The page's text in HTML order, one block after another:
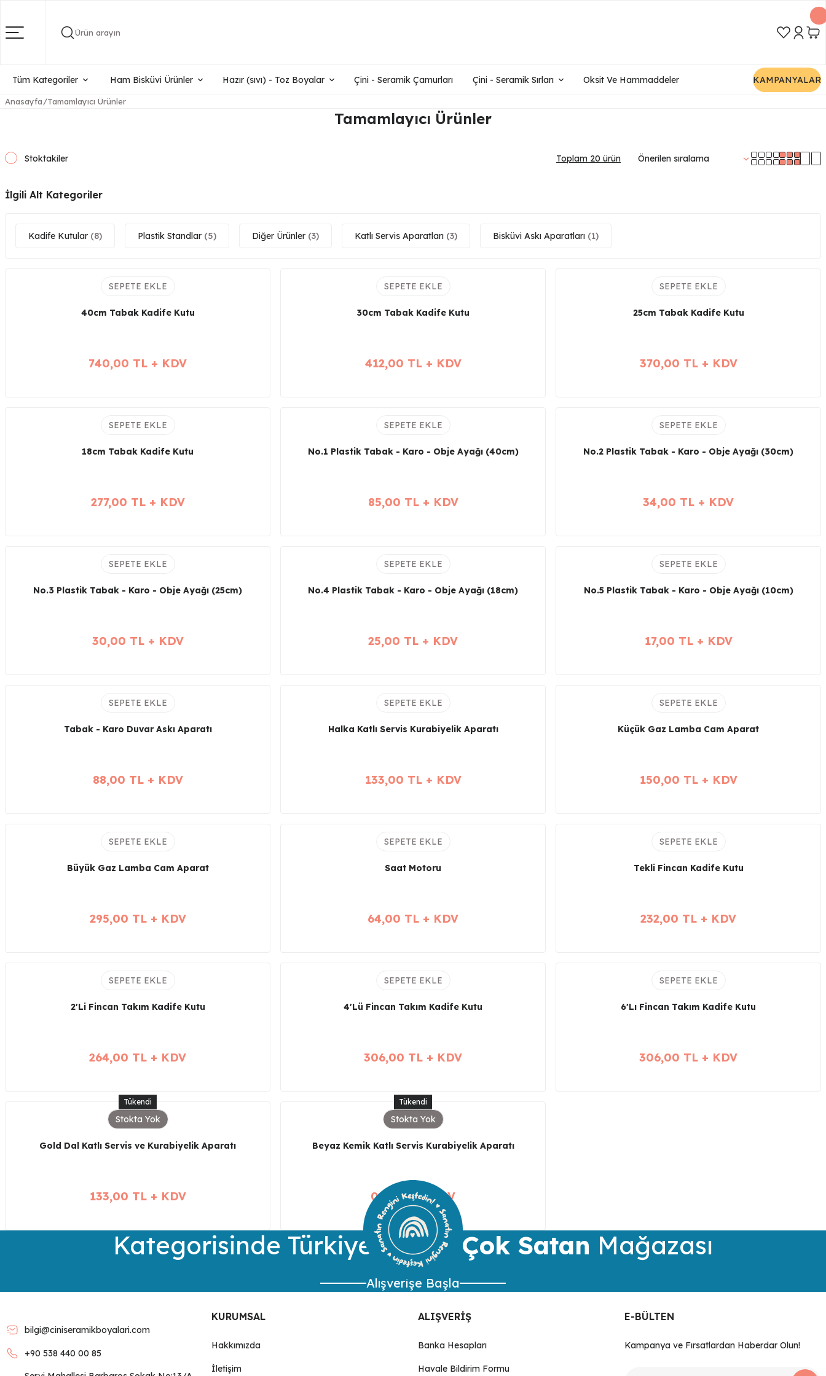
Ürün arayın
Tüm Kategoriler Ham Bisküvi Ürünler Hazır (sıvı) - Toz Boyalar Çini - Seramik Çamurları Çini - Seramik Sırları Oksit Ve Hammaddeler KAMPANYALAR
Anasayfa Tamamlayıcı Ürünler
Tamamlayıcı Ürünler
Stoktakiler Toplam 20 ürün
İlgili Alt Kategoriler
Kadife Kutular (8) Plastik Standlar (5) Diğer Ürünler (3) Katlı Servis Aparatları (3) Bisküvi Askı Aparatları (1)
SEPETE EKLE
40cm Tabak Kadife Kutu
740,00 TL + KDV
SEPETE EKLE
30cm Tabak Kadife Kutu
412,00 TL + KDV
SEPETE EKLE
25cm Tabak Kadife Kutu
370,00 TL + KDV
SEPETE EKLE
18cm Tabak Kadife Kutu
277,00 TL + KDV
SEPETE EKLE
No.1 Plastik Tabak - Karo - Obje Ayağı (40cm)
85,00 TL + KDV
SEPETE EKLE
No.2 Plastik Tabak - Karo - Obje Ayağı (30cm)
34,00 TL + KDV
SEPETE EKLE
No.3 Plastik Tabak - Karo - Obje Ayağı (25cm)
30,00 TL + KDV
SEPETE EKLE
No.4 Plastik Tabak - Karo - Obje Ayağı (18cm)
25,00 TL + KDV
SEPETE EKLE
No.5 Plastik Tabak - Karo - Obje Ayağı (10cm)
17,00 TL + KDV
SEPETE EKLE
Tabak - Karo Duvar Askı Aparatı
88,00 TL + KDV
SEPETE EKLE
Halka Katlı Servis Kurabiyelik Aparatı
133,00 TL + KDV
SEPETE EKLE
Küçük Gaz Lamba Cam Aparat
150,00 TL + KDV
SEPETE EKLE
Büyük Gaz Lamba Cam Aparat
295,00 TL + KDV
SEPETE EKLE
Saat Motoru
64,00 TL + KDV
SEPETE EKLE
Tekli Fincan Kadife Kutu
232,00 TL + KDV
SEPETE EKLE
2'Li Fincan Takım Kadife Kutu
264,00 TL + KDV
SEPETE EKLE
4'Lü Fincan Takım Kadife Kutu
306,00 TL + KDV
SEPETE EKLE
6'Lı Fincan Takım Kadife Kutu
306,00 TL + KDV
Tükendi
Stokta Yok
Gold Dal Katlı Servis ve Kurabiyelik Aparatı
133,00 TL + KDV
Tükendi
Stokta Yok
Beyaz Kemik Katlı Servis Kurabiyelik Aparatı
0,00 TL + KDV
Kategorisinde Türkiye’ninEn Çok Satan Mağazası
Alışverişe Başla
bilgi@ciniseramikboyalari.com
+90 538 440 00 85
KURUMSAL
Hakkımızda
İletişim
ALIŞVERİŞ
Banka Hesapları
Havale Bildirim Formu
E-BÜLTEN
Kampanya ve Fırsatlardan Haberdar Olun!